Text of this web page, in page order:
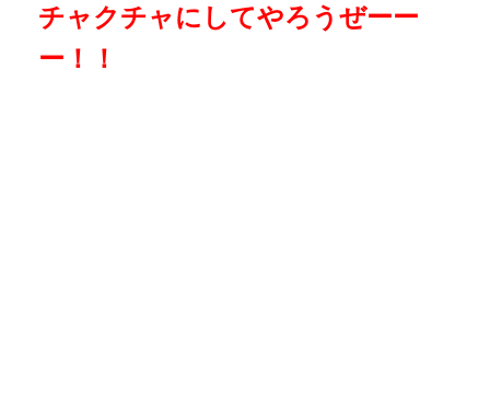
チャクチャにしてやろうぜーー
ー！！